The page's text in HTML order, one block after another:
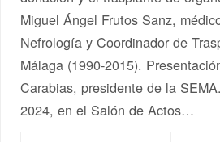
Miguel Ángel Frutos Sanz,
Nefrología y Coordinador de
Málaga (1990-2015).
Carabias, presidente de la
2024, en el Salón de Actos…